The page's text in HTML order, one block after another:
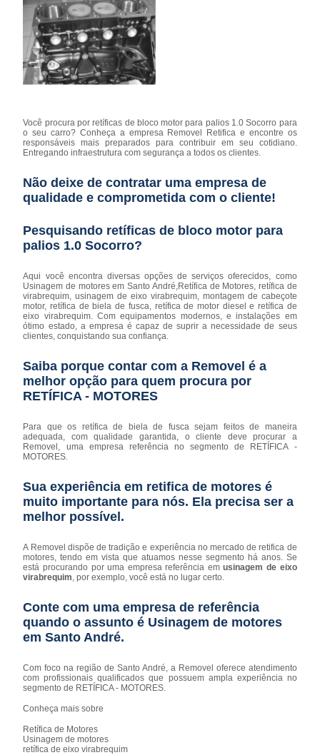
Você procura por retíficas de bloco motor para palios 1.0 Socorro para
o seu carro? Conheça a empresa Removel Retifica e encontre os
responsáveis mais preparados para contribuir em seu cotidiano.
Entregando infraestrutura com segurança a todos os clientes.
Não deixe de contratar uma empresa de
qualidade e comprometida com o cliente!
Pesquisando retíficas de bloco motor para
palios 1.0 Socorro?
Aqui você encontra diversas opções de serviços oferecidos, como
Usinagem de motores em Santo André,Retífica de Motores, retífica de
virabrequim, usinagem de eixo virabrequim, montagem de cabeçote
motor, retífica de biela de fusca, retífica de motor diesel e retífica de
eixo virabrequim. Com equipamentos modernos, e instalações em
ótimo estado, a empresa é capaz de suprir a necessidade de seus
clientes, conquistando sua confiança.
Saiba porque contar com a Removel é a
melhor opção para quem procura por
RETÍFICA - MOTORES
Para que os retífica de biela de fusca sejam feitos de maneira
adequada, com qualidade garantida, o cliente deve procurar a
Removel, uma empresa referência no segmento de RETÍFICA -
MOTORES.
Sua experiência em retifica de motores é
muito importante para nós. Ela precisa ser a
melhor possível.
A Removel dispõe de tradição e experiência no mercado de retifica de
motores, tendo em vista que atuamos nesse segmento há anos. Se
está procurando por uma empresa referência emusinagem de eixo
virabrequim , por exemplo, você está no lugar certo.
Conte com uma empresa de referência
quando o assunto é Usinagem de motores
em Santo André.
Com foco na região de Santo André, a Removel oferece atendimento
com profissionais qualificados que possuem ampla experiência no
segmento de RETÍFICA - MOTORES.
Conheça mais sobre
Retífica de Motores
Usinagem de motores
retífica de eixo virabrequim